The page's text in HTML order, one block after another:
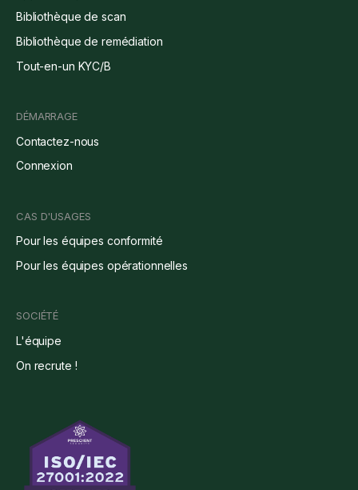
Bibliothèque de scan
Bibliothèque de remédiation
Tout-en-un KYC/B
DÉMARRAGE
Contactez-nous
Connexion
CAS D'USAGES
Pour les équipes conformité
Pour les équipes opérationnelles
SOCIÉTÉ
L'équipe
On recrute !